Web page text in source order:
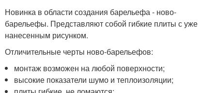
Новинка в области создания барельефа - ново-
барельефы. Представляют собой гибкие плиты с уже
нанесенным рисунком.
Отличительные черты ново-барельефов:
монтаж возможен на любой поверхности;
высокие показатели шумо и теплоизоляции;